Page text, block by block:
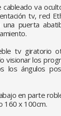
va
tv, red
puerta
tv giratorio
visionar los
los ángulos
en parte
160 x 100cm.